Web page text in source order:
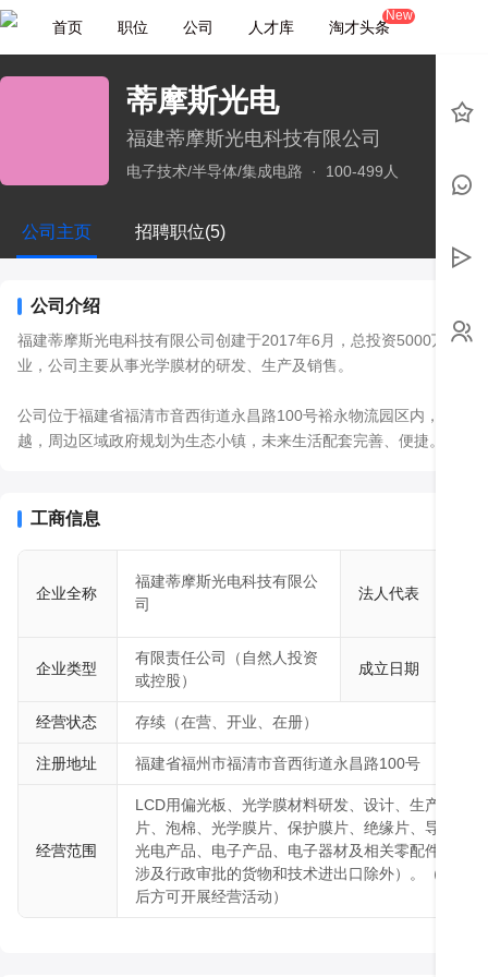
首页 职位 公司 人才库 淘才头条
New
蒂摩斯光电
福建蒂摩斯光电科技有限公司
电子技术/半导体/集成电路 · 100-499人
公司主页 招聘职位(5)
公司介绍
福建蒂摩斯光电科技有限公司创建于2017年6月，总投资5000万，是
业，公司主要从事光学膜材的研发、生产及销售。
公司位于福建省福清市音西街道永昌路100号裕永物流园区内，离市
越，周边区域政府规划为生态小镇，未来生活配套完善、便捷。
心服务于客户。遵从正道经营理念，不断从国外引进先进的生产设备
念，树立行业领先的光学材料裁切标杆企业。
工商信息
企业全称
福建蒂摩斯光电科技有限公
司
法人代表
企业类型
有限责任公司（自然人投资
或控股）
成立日期
经营状态 存续（在营、开业、在册）
注册地址 福建省福州市福清市音西街道永昌路100号
经营范围
LCD用偏光板、光学膜材料研发、设计、生产、销
片、泡棉、光学膜片、保护膜片、绝缘片、导电片
光电产品、电子产品、电子器材及相关零配件批发
涉及行政审批的货物和技术进出口除外）。（依法
后方可开展经营活动）